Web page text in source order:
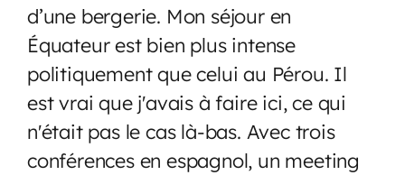
d’une bergerie. Mon séjour en
Équateur est bien plus intense
politiquement que celui au Pérou. Il
est vrai que j'avais à faire ici, ce qui
n'était pas le cas là-bas. Avec trois
conférences en espagnol, un meeting